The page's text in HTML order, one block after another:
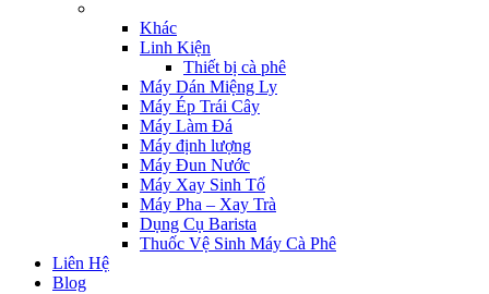
Khác
Linh Kiện
Thiết bị cà phê
Máy Dán Miệng Ly
Máy Ép Trái Cây
Máy Làm Đá
Máy định lượng
Máy Đun Nước
Máy Xay Sinh Tố
Máy Pha – Xay Trà
Dụng Cụ Barista
Thuốc Vệ Sinh Máy Cà Phê
Liên Hệ
Blog